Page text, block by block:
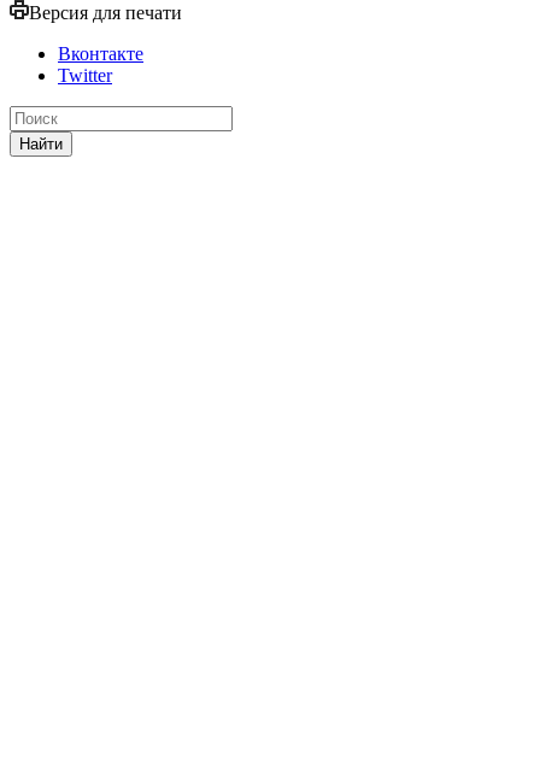
Версия для печати
Вконтакте
Twitter
Найти